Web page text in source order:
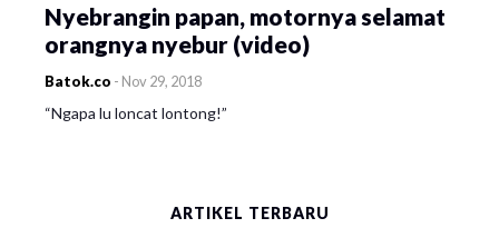
Nyebrangin papan, motornya selamat
orangnya nyebur (video)
Batok.co - Nov 29, 2018
“Ngapa lu loncat lontong!”
ARTIKEL TERBARU